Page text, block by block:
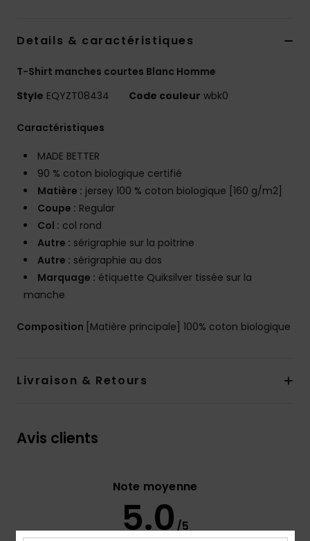
Details & caractéristiques
T-Shirt manches courtes Blanc Homme
Style EQYZT08434 Code couleur wbk0
Caractéristiques
MADE BETTER
90 % coton biologique certifié
Matière : jersey 100 % coton biologique [160 g/m2]
Coupe : Regular
Col : col rond
Autre : sérigraphie sur la poitrine
Autre : sérigraphie au dos
Marquage : étiquette Quiksilver tissée sur la
manche
Composition [Matière principale] 100% coton biologique
Livraison & Retours
Avis clients
Note moyenne
5.0/5